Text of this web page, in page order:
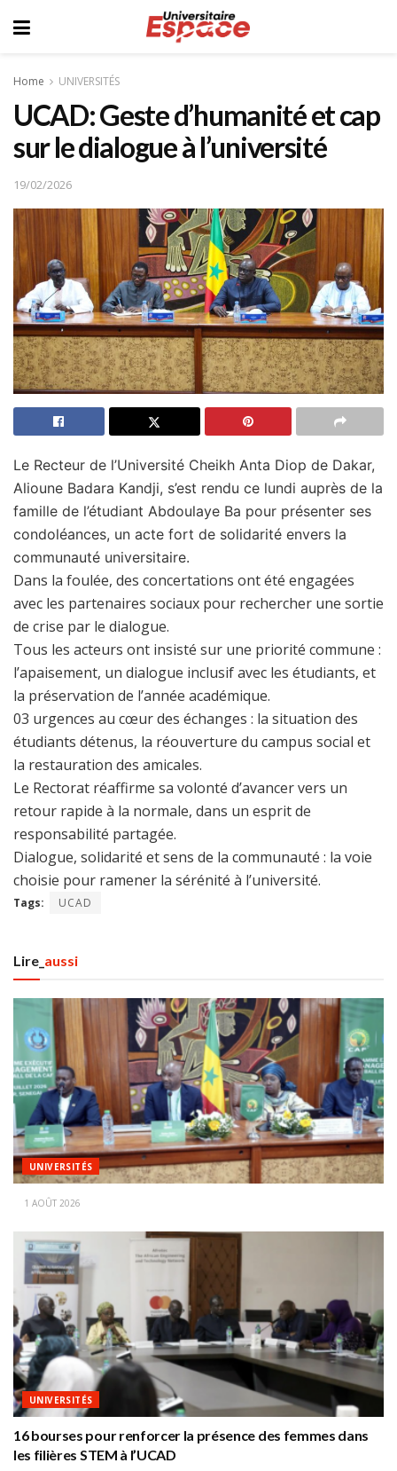
Home UNIVERSITÉS
UCAD: Geste d’humanité et cap
sur le dialogue à l’université
19/02/2026
Le Recteur de l’Université Cheikh Anta Diop de Dakar,
Alioune Badara Kandji, s’est rendu ce lundi auprès de la
famille de l’étudiant Abdoulaye Ba pour présenter ses
condoléances, un acte fort de solidarité envers la
communauté universitaire.
Dans la foulée, des concertations ont été engagées
avec les partenaires sociaux pour rechercher une sortie
de crise par le dialogue.
Tous les acteurs ont insisté sur une priorité commune :
l’apaisement, un dialogue inclusif avec les étudiants, et
la préservation de l’année académique.
03 urgences au cœur des échanges : la situation des
étudiants détenus, la réouverture du campus social et
la restauration des amicales.
Le Rectorat réaffirme sa volonté d’avancer vers un
retour rapide à la normale, dans un esprit de
responsabilité partagée.
Dialogue, solidarité et sens de la communauté : la voie
choisie pour ramener la sérénité à l’université.
Tags: UCAD
Lire_ aussi
UNIVERSITÉS
1 AOÛT 2026
UNIVERSITÉS
16 bourses pour renforcer la présence des femmes dans
les filières STEM à l’UCAD